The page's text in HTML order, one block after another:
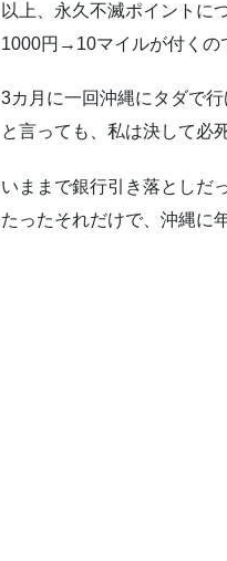
以上、永久不滅ポイントに
1000円→10マイルが付くの
3カ月に一回沖縄にタダで
と言っても、私は決して必
いままで銀行引き落としだ
たったそれだけで、沖縄に